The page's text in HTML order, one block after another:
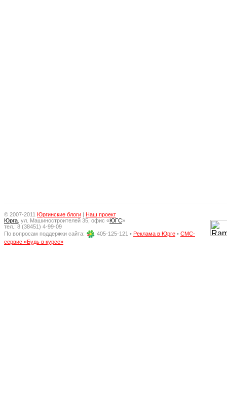
© 2007-2011 Юргинские блоги | Наш проект
Юрга , ул. Машиностроителей 35, офис «ЮГС»
тел.: 8 (38451) 4-99-09
По вопросам поддержки сайта:
405-125-121 • Реклама в Юрге • СМС-
сервис «Будь в курсе»